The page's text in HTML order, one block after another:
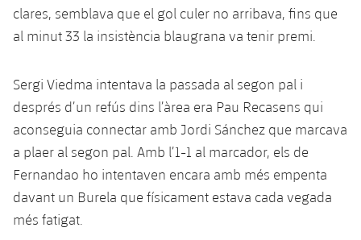
Jugadors
Palmarès
Història
Classificació
Infantil
Entrades
Resultats
Jugadors
Barça Atlètic
plusicon
més
Calendari
Resultats
Jugadors
Classificació
plusicon
més
Actualitat
Barça C
Junior
Campus Estiu
PLUSICON
MÉS
Informació general
plusicon
més
clares, semblava que el gol culer no arribava, fins que
al minut 33 la insistència blaugrana va tenir premi.
Sergi Viedma intentava la passada al segon pal i
després d’un refús dins l’àrea era Pau Recasens qui
aconseguia connectar amb Jordi Sánchez que marcava
a plaer al segon pal. Amb l’1-1 al marcador, els de
Fernandao ho intentaven encara amb més empenta
davant un Burela que físicament estava cada vegada
més fatigat.